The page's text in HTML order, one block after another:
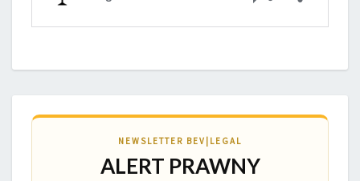
NEWSLETTER BEV|LEGAL
ALERT PRAWNY